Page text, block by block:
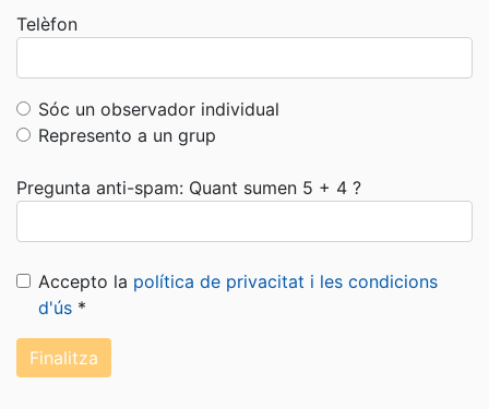
Telèfon
Sóc un observador individual
Represento a un grup
Pregunta anti-spam: Quant sumen 5 + 4 ?
Accepto la política de privacitat i les condicions
d'ús *
Finalitza